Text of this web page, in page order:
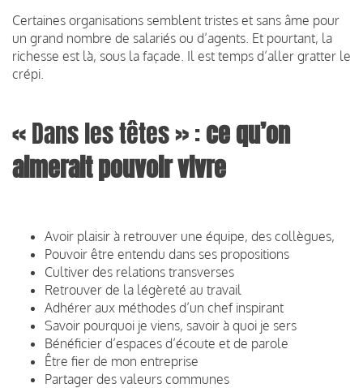
Certaines organisations semblent tristes et sans âme pour
un grand nombre de salariés ou d’agents. Et pourtant, la
richesse est là, sous la façade. Il est temps d’aller gratter le
crépi.
« Dans les têtes » :ce qu’on
aimerait pouvoir vivre
Avoir plaisir à retrouver une équipe, des collègues,
Pouvoir être entendu dans ses propositions
Cultiver des relations transverses
Retrouver de la légèreté au travail
Adhérer aux méthodes d’un chef inspirant
Savoir pourquoi je viens, savoir à quoi je sers
Bénéficier d’espaces d’écoute et de parole
Être fier de mon entreprise
Partager des valeurs communes